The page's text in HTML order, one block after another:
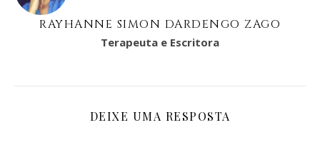
RAYHANNE SIMON DARDENGO ZAGO
Terapeuta e Escritora
DEIXE UMA RESPOSTA